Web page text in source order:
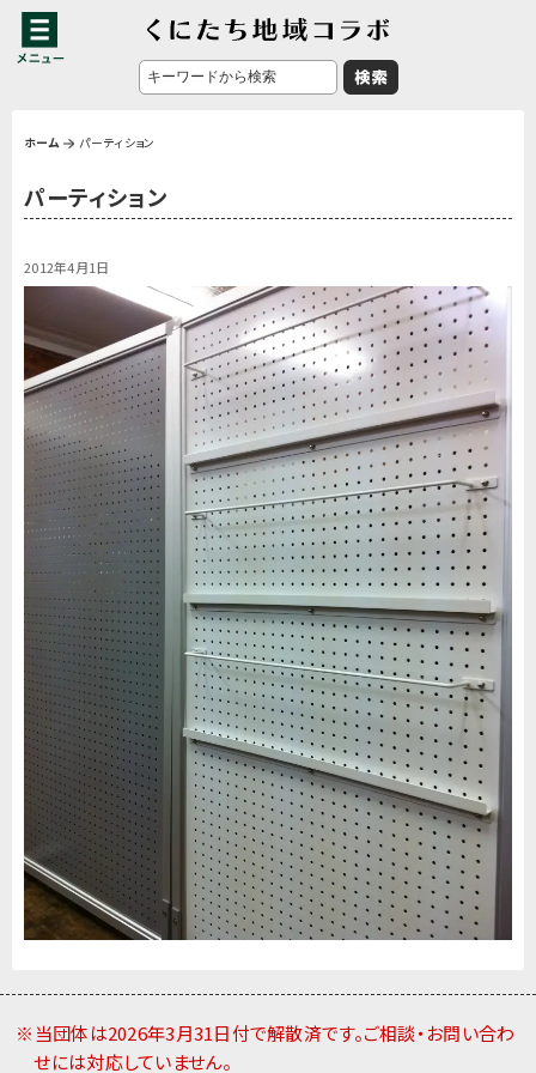
ホーム パーティション
パーティション
2012年4月1日
※当団体は2026年3月31日付で解散済です。ご相談・お問い合わ
せには対応していません。